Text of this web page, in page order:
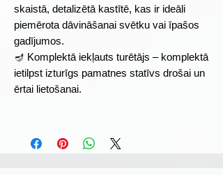
skaistā, detalizētā kastītē, kas ir ideāli
piemērota dāvināšanai svētku vai īpašos
gadījumos.
🪔 Komplektā iekļauts turētājs – komplektā
ietilpst izturīgs pamatnes statīvs drošai un
ērtai lietošanai.